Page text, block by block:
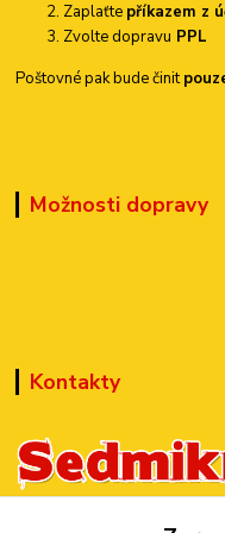
Zaplaťte příkazem z
Zvolte dopravu PPL
Poštovné pak bude činit
Možnosti dopravy
Kontakty